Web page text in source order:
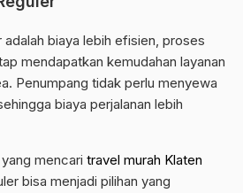
adalah biaya lebih efisien, proses
mendapatkan kemudahan layanan
Penumpang tidak perlu menyewa
biaya perjalanan lebih
mencari travel murah Klaten
bisa menjadi pilihan yang